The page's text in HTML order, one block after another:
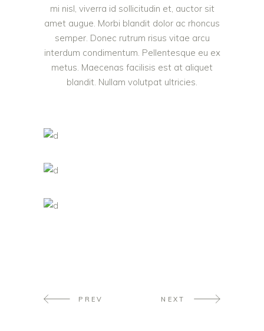
mi nisl, viverra id sollicitudin et, auctor sit
amet augue. Morbi blandit dolor ac rhoncus
semper. Donec rutrum risus vitae arcu
interdum condimentum. Pellentesque eu ex
metus. Maecenas facilisis est at aliquet
blandit. Nullam volutpat ultricies.
PREV NEXT